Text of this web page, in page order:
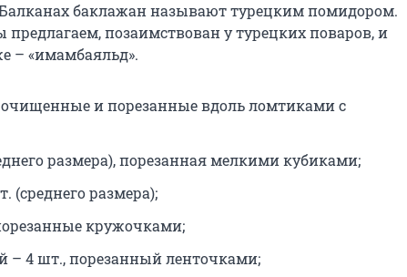
баклажан называют турецким помидором.
позаимствован у турецких поваров, и
– «имамбаяльд».
и порезанные вдоль ломтиками с
размера), порезанная мелкими кубиками;
(среднего размера);
кружочками;
– 4 шт., порезанный ленточками;